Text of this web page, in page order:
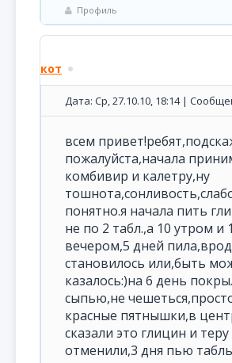
Профиль
кот
Дата: Ср, 27.10.10, 18:14 |
всем
пожалуйста,начала
комбивир и калетру,ну
понятно.я начала пить
не по 2 табл.,а 10 утром и
вечером,5 дней
становилось или,быть
казалось:)на 6 день
сыпью,не
красные пятнышки,в
сказали это глицин и теру
отменили,3 дня пью